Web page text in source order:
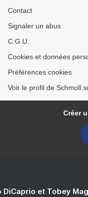
Contact
Signaler un abus
C.G.U.
Cookies et données
Préférences cookies
Voir le profil de Schmoll
Créer
DiCaprio et Tobey